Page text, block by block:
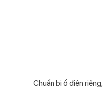
Chuẩn bị ổ điện